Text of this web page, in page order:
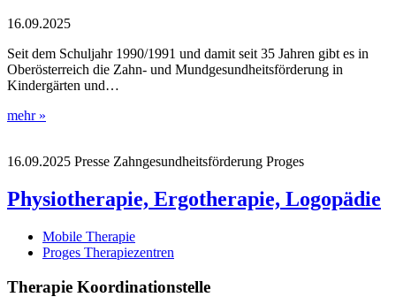
16.09.2025
Seit dem Schuljahr 1990/1991 und damit seit 35 Jahren gibt es in
Oberösterreich die Zahn- und Mundgesundheitsförderung in
Kindergärten und…
mehr »
16.09.2025 Presse Zahngesundheitsförderung Proges
Physiotherapie, Ergotherapie, Logopädie
Mobile Therapie
Proges Therapiezentren
Therapie Koordinationstelle